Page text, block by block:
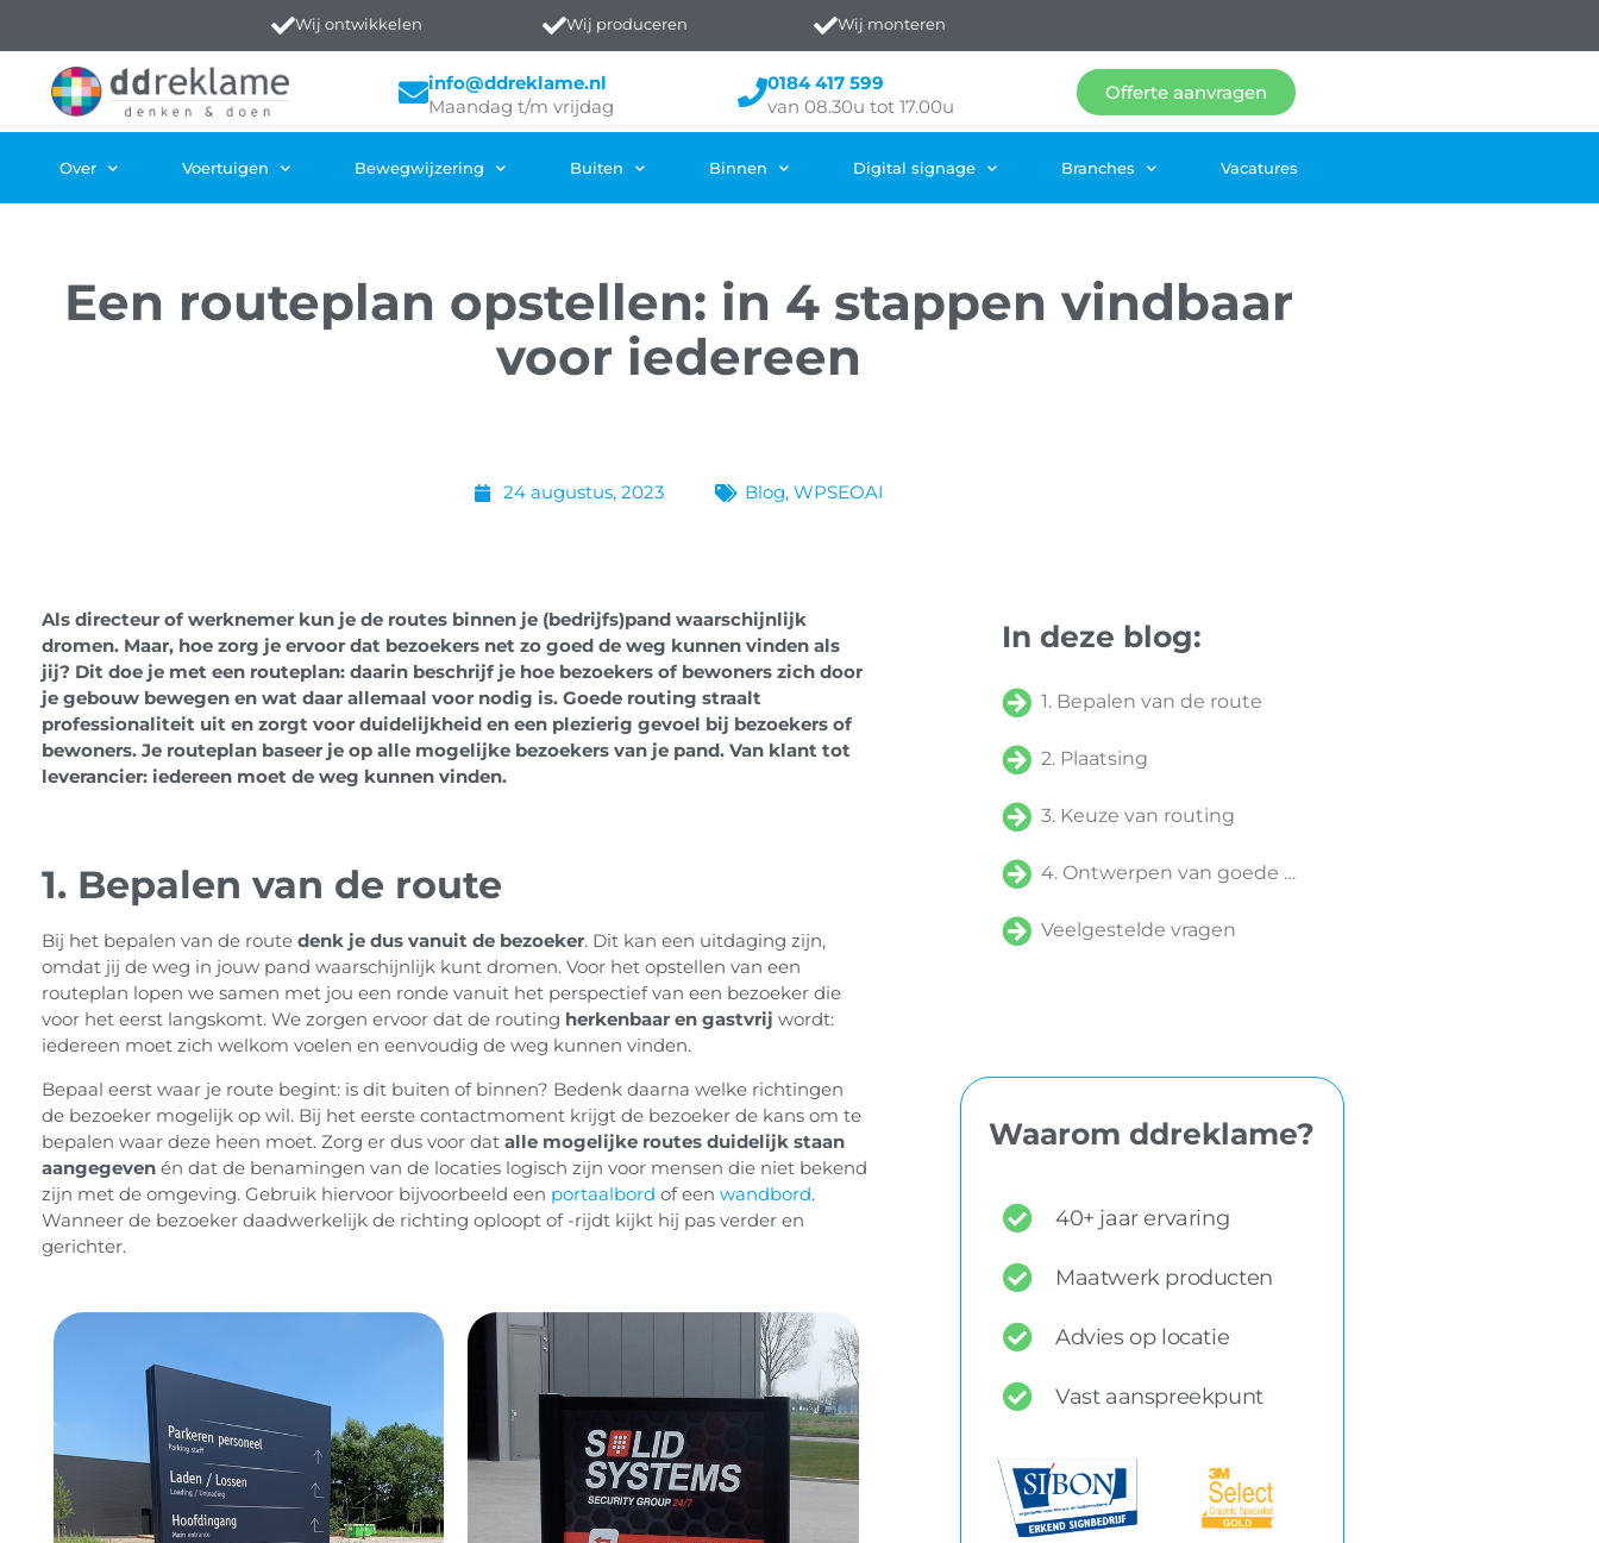
Wij ontwikkelen Wij produceren Wij monteren
info@ddreklame.nl
Maandag t/m vrijdag
0184 417 599
van 08.30u tot 17.00u
Offerte aanvragen
Over Voertuigen Bewegwijzering Buiten Binnen Digital signage Branches Vacatures
Een routeplan opstellen: in 4 stappen vindbaar
voor iedereen
24 augustus, 2023 Blog, WPSEOAI
Als directeur of werknemer kun je de routes binnen je (bedrijfs)pand waarschijnlijk
dromen. Maar, hoe zorg je ervoor dat bezoekers net zo goed de weg kunnen vinden als
jij? Dit doe je met een routeplan: daarin beschrijf je hoe bezoekers of bewoners zich door
je gebouw bewegen en wat daar allemaal voor nodig is. Goede routing straalt
professionaliteit uit en zorgt voor duidelijkheid en een plezierig gevoel bij bezoekers of
bewoners. Je routeplan baseer je op alle mogelijke bezoekers van je pand. Van klant tot
leverancier: iedereen moet de weg kunnen vinden.
1. Bepalen van de route
Bij het bepalen van de route denk je dus vanuit de bezoeker. Dit kan een uitdaging zijn,
omdat jij de weg in jouw pand waarschijnlijk kunt dromen. Voor het opstellen van een
routeplan lopen we samen met jou een ronde vanuit het perspectief van een bezoeker die
voor het eerst langskomt. We zorgen ervoor dat de routing herkenbaar en gastvrij wordt:
iedereen moet zich welkom voelen en eenvoudig de weg kunnen vinden.
Bepaal eerst waar je route begint: is dit buiten of binnen? Bedenk daarna welke richtingen
de bezoeker mogelijk op wil. Bij het eerste contactmoment krijgt de bezoeker de kans om te
bepalen waar deze heen moet. Zorg er dus voor dat alle mogelijke routes duidelijk staan
aangegeven én dat de benamingen van de locaties logisch zijn voor mensen die niet bekend
zijn met de omgeving. Gebruik hiervoor bijvoorbeeld een portaalbord of een wandbord.
Wanneer de bezoeker daadwerkelijk de richting oploopt of -rijdt kijkt hij pas verder en
gerichter.
In deze blog:
1. Bepalen van de route
2. Plaatsing
3. Keuze van routing
4. Ontwerpen van goede bewegwijzering
Veelgestelde vragen
Waarom ddreklame?
40+ jaar ervaring
Maatwerk producten
Advies op locatie
Vast aanspreekpunt